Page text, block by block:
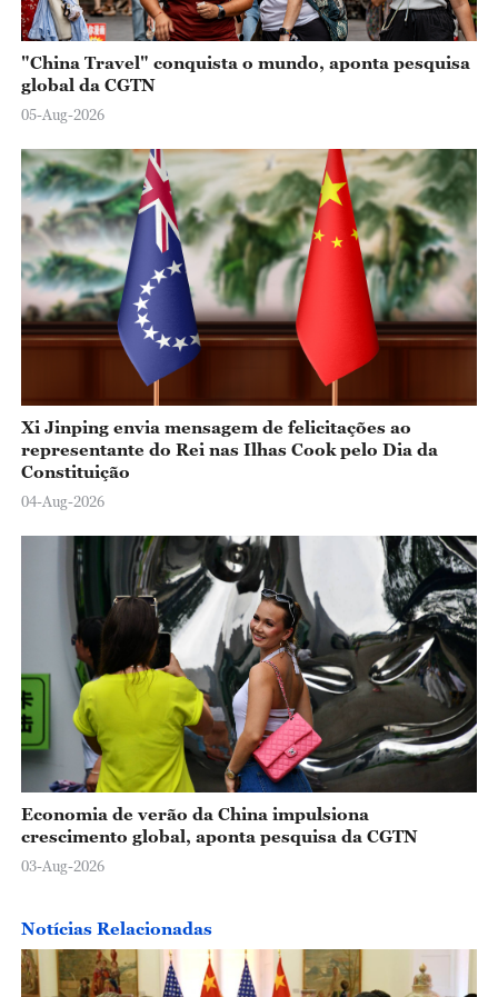
"China Travel" conquista o mundo, aponta pesquisa
global da CGTN
05-Aug-2026
Xi Jinping envia mensagem de felicitações ao
representante do Rei nas Ilhas Cook pelo Dia da
Constituição
04-Aug-2026
Economia de verão da China impulsiona
crescimento global, aponta pesquisa da CGTN
03-Aug-2026
Notícias Relacionadas